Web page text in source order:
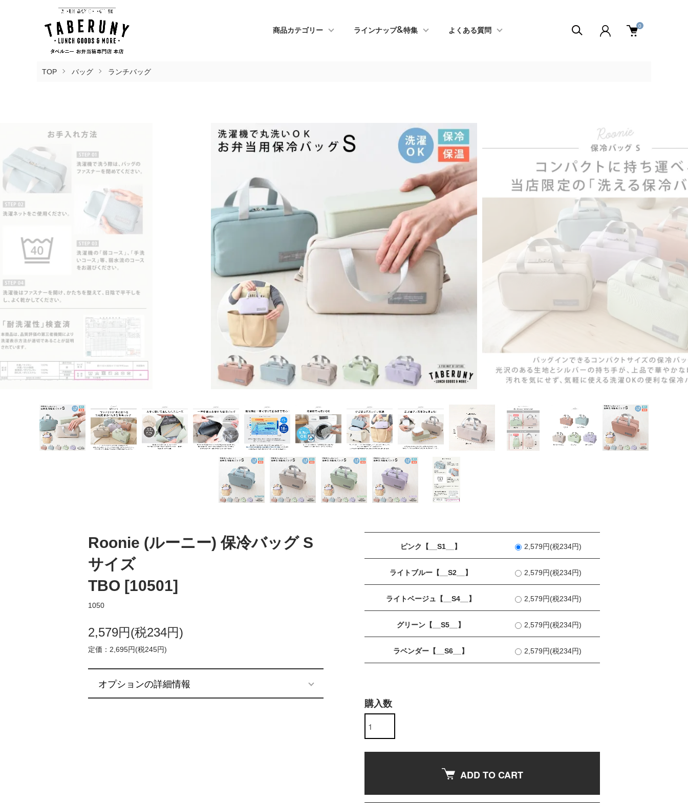
商品カテゴリー ラインナップ&特集 よくある質問
0
TOP バッグ ランチバッグ
Roonie (ルーニー) 保冷バッグ S
サイズ
TBO [10501]
1050
2,579円(税234円)
定価：2,695円(税245円)
オプションの詳細情報
ピンク【__S1__】 2,579円(税234円)
ライトブルー【__S2__】 2,579円(税234円)
ライトベージュ【__S4__】 2,579円(税234円)
グリーン【__S5__】 2,579円(税234円)
ラベンダー【__S6__】 2,579円(税234円)
購入数
ADD TO CART